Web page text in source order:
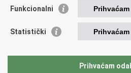
Pučka pravobraniteljica
Pravobraniteljica za osobe s
Europski institut za ravnopravnost
Funkcionalni Prihvaćam
Statistički Prihvaćam
Prihvaćam